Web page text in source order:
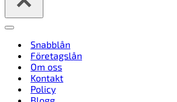
Navigeringsmeny
Snabblån
Företagslån
Om oss
Kontakt
Policy